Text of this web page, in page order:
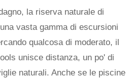
la riserva naturale di
vasta gamma di escursioni
qualcosa di moderato, il
unisce distanza, un po' di
naturali. Anche se le piscine